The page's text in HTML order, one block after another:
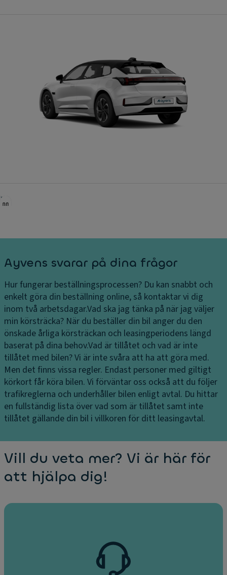
Ayvens svarar på dina frågor
Hur fungerar beställningsprocessen? Du kan snabbt och
enkelt göra din beställning online, så kontaktar vi dig
inom två arbetsdagar.Vad ska jag tänka på när jag väljer
min körsträcka? När du beställer din bil anger du den
önskade årliga körsträckan och leasingperiodens längd
baserat på dina behov.Vad är tillåtet och vad är inte
tillåtet med bilen?Vi är inte svåra att ha att göra med.
Men det finns vissa regler. Endast personer med giltigt
körkort får köra bilen. Vi förväntar oss också att du följer
trafikreglerna och underhåller bilen enligt avtal. Du hittar
en fullständig lista över vad som är tillåtet samt inte
tillåtet gällande din bil i villkoren för ditt leasingavtal.
Vill du veta mer? Vi är här för
att hjälpa dig!